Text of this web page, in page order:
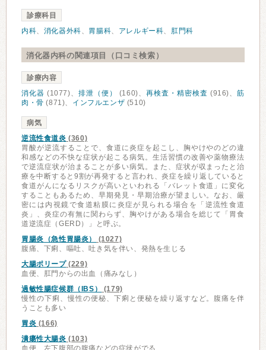
診療科目
内科、 消化器外科、 胃腸科、 アレルギー科、 肛門科
消化器内科の関連項目（口コミ検索）
診療内容
消化器 (1077)、 排泄（便） (160)、再検査・精密検査 (916)、筋
肉・骨 (871)、 インフルエンザ (510)
病気
逆流性食道炎 (360)
胃酸が逆流することで、食道に炎症を起こし、胸やけやのどの違
和感などの不快な症状が起こる病気。生活習慣の改善や薬物療法
で逆流症状が治まることが多い病気。また、症状が収まったと治
療を中断すると9割が再発すると言われ、炎症を繰り返していると
食道がんになるリスクが高いといわれる「バレット食道」に変化
することもあるため、早期発見・早期治療が望ましい。なお、厳
密には内視鏡で食道粘膜に炎症が見られる場合を「逆流性食道
炎」、炎症の有無に関わらず、胸やけがある場合を総じて「胃食
道逆流症（GERD）」と呼ぶ。
胃腸炎（急性胃腸炎）
(1027)
腹痛、下痢、嘔吐、吐き気を伴い、発熱を生じる
大腸ポリープ(229)
血便、肛門からの出血（痛みなし）
過敏性腸症候群（IBS）
(179)
慢性の下痢、慢性の便秘、下痢と便秘を繰り返すなど。腹痛を伴
うことも多い
胃炎 (166)
潰瘍性大腸炎 (103)
血便、左下腹部の腹痛などの症状がでる